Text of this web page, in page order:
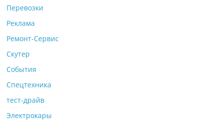
Перевозки
Реклама
Ремонт-Сервис
Скутер
События
Спецтехника
тест-драйв
Электрокары